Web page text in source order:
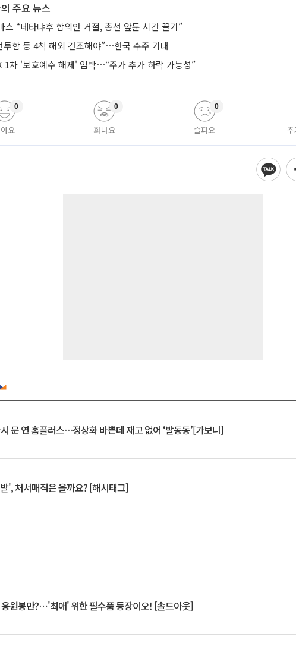
주요 뉴스
스 “네타냐후 합의안 거절, 총선 앞둔 시간 끌기”
투함 등 4척 해외 건조해야”⋯한국 수주 기대
1차 '보호예수 해제' 임박⋯“주가 추가 하락 가능성”
요
0
화나요
0
슬퍼요
0
문 연 홈플러스…정상화 바쁜데 재고 없어 ‘발동동’[가보니]
', 처서매직은 올까요? [해시태그]
원봉만?⋯'최애' 위한 필수품 등장이오! [솔드아웃]